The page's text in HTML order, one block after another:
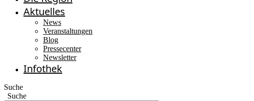
Aktuelles
News
Veranstaltungen
Blog
Pressecenter
Newsletter
Infothek
Suche
Suche